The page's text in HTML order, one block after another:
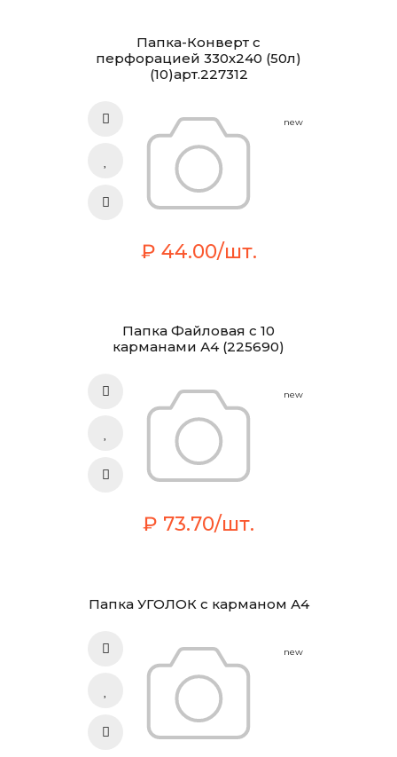
Папка-Конверт с
перфорацией 330х240 (50л)
(10)арт.227312
new
₽ 44.00/шт.
Папка Файловая с 10
карманами А4 (225690)
new
₽ 73.70/шт.
Папка УГОЛОК с карманом А4
new